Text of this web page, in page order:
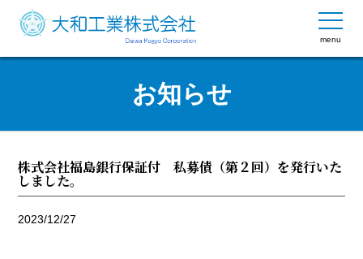
menu
お知らせ
株式会社福島銀行保証付 私募債（第２回）を発行いた
しました。
2023/12/27